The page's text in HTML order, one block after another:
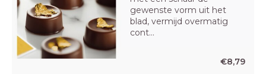
gewenste vorm uit het
blad, vermijd overmatig
cont...
€8,79